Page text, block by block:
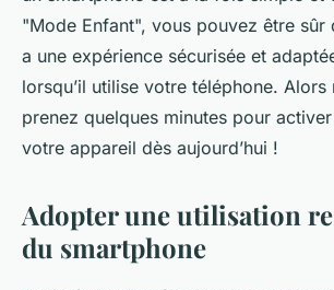
"Mode Enfant", vous pouvez être sûr
a une expérience sécurisée et
lorsqu’il utilise votre téléphone. Alors
prenez quelques minutes pour
votre appareil dès aujourd’hui !
Adopter une utilisation
du smartphone